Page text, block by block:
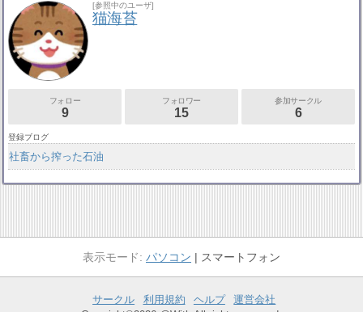
[参照中のユーザ]
猫海苔
フォロー
9
フォロワー
15
参加サークル
6
登録ブログ
社畜から搾った石油
パソコン スマートフォン
サークル 利用規約 ヘルプ
運営会社